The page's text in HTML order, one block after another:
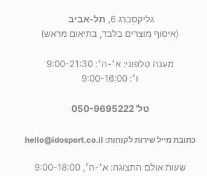
גליקסברג 6,
תל-אביב
(איסוף מוצרים בלבד, בתיאום מראש)
מענה טלפוני: א׳-ה׳: 9:00-21:30
ו׳: 9:00-16:00
טל' 050-9695222
כתובת מייל שירות לקוחות: hello@idosport.co.il
שעות אולם התצוגה: א׳-ה׳, 9:00-18:00